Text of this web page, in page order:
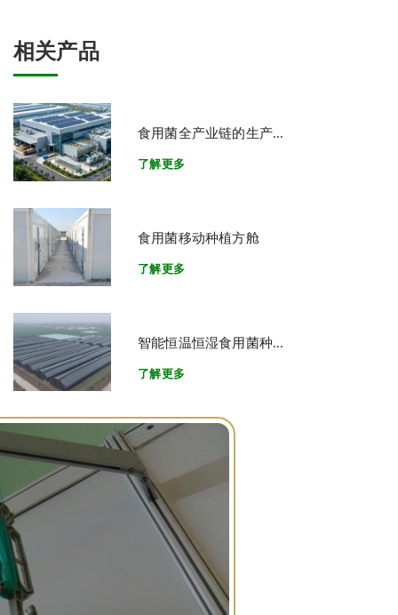
相关产品
食用菌全产业链的生产...
了解更多
食用菌移动种植方舱
了解更多
智能恒温恒湿食用菌种...
了解更多